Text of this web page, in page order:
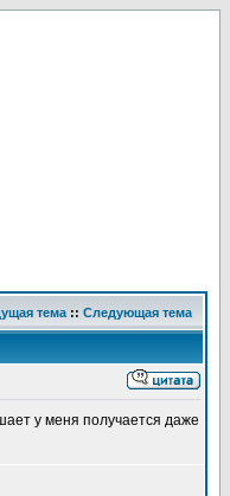
тема :: Следующая тема
у меня получается даже